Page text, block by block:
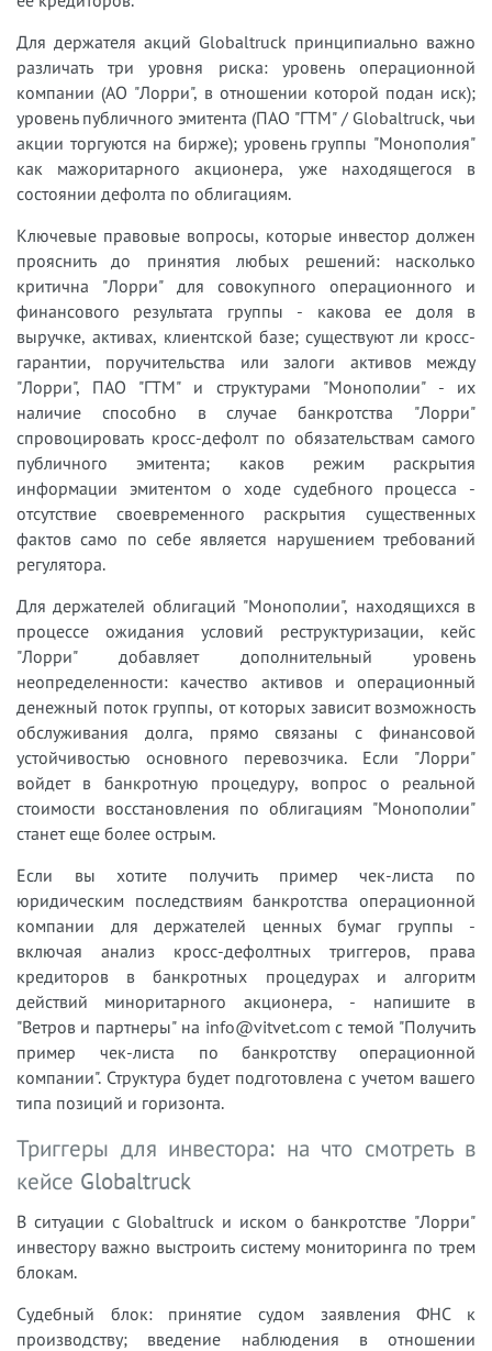
Для держателя акций Globaltruck принципиально важно
различать три уровня риска: уровень операционной
компании (АО "Лорри", в отношении которой подан иск);
уровень публичного эмитента (ПАО "ГТМ" / Globaltruck, чьи
акции торгуются на бирже); уровень группы "Монополия"
как мажоритарного акционера, уже находящегося в
состоянии дефолта по облигациям.
Ключевые правовые вопросы, которые инвестор должен
прояснить до принятия любых решений: насколько
критична "Лорри" для совокупного операционного и
финансового результата группы - какова ее доля в
выручке, активах, клиентской базе; существуют ли кросс-
гарантии, поручительства или залоги активов между
"Лорри", ПАО "ГТМ" и структурами "Монополии" - их
наличие способно в случае банкротства "Лорри"
спровоцировать кросс-дефолт по обязательствам самого
публичного эмитента; каков режим раскрытия
информации эмитентом о ходе судебного процесса -
отсутствие своевременного раскрытия существенных
фактов само по себе является нарушением требований
регулятора.
Для держателей облигаций "Монополии", находящихся в
процессе ожидания условий реструктуризации, кейс
"Лорри" добавляет дополнительный уровень
неопределенности: качество активов и операционный
денежный поток группы, от которых зависит возможность
обслуживания долга, прямо связаны с финансовой
устойчивостью основного перевозчика. Если "Лорри"
войдет в банкротную процедуру, вопрос о реальной
стоимости восстановления по облигациям "Монополии"
станет еще более острым.
Если вы хотите получить пример чек-листа по
юридическим последствиям банкротства операционной
компании для держателей ценных бумаг группы -
включая анализ кросс-дефолтных триггеров, права
кредиторов в банкротных процедурах и алгоритм
действий миноритарного акционера, - напишите в
"Ветров и партнеры" на info@vitvet.com с темой "Получить
пример чек-листа по банкротству операционной
компании". Структура будет подготовлена с учетом вашего
типа позиций и горизонта.
Триггеры для инвестора: на что смотреть в
кейсе Globaltruck
В ситуации с Globaltruck и иском о банкротстве "Лорри"
инвестору важно выстроить систему мониторинга по трем
блокам.
Судебный блок: принятие судом заявления ФНС к
производству; введение наблюдения в отношении